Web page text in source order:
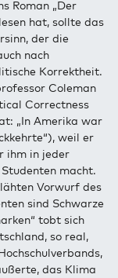
Roman „Der
hat, sollte das
der die
nach
Korrektheit.
Coleman
Correctness
„In Amerika war
weil er
ihm in jeder
macht.
Vorwurf des
sind Schwarze
tobt sich
so real,
das Klima